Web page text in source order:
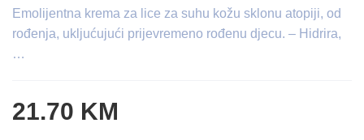
Emolijentna krema za lice za suhu kožu sklonu atopiji, od
rođenja, ukljućujući prijevremeno rođenu djecu. – Hidrira,
…
21.70 KM